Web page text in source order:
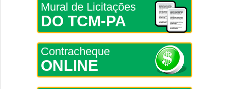
Mural de Licitações
DO TCM-PA
Contracheque
ONLINE